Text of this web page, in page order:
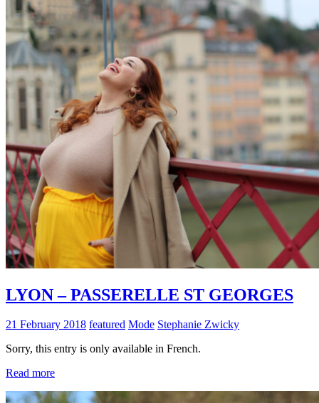
LYON – PASSERELLE ST GEORGES
21 February 2018 featured Mode Stephanie Zwicky
Sorry, this entry is only available in French.
Read more